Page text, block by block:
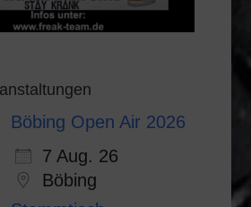
Böbing Open Air 2026
7 Aug. 26
Böbing